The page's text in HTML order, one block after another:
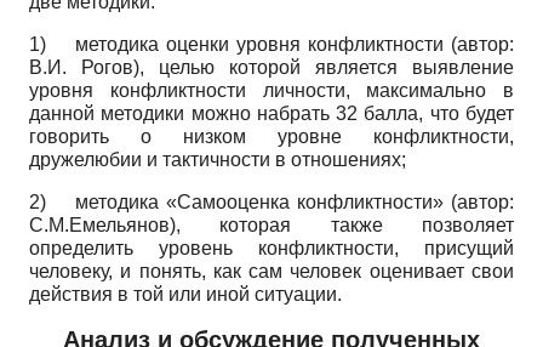
1) методика оценки уровня конфликтности (автор:
В.И. Рогов), целью которой является выявление
уровня конфликтности личности, максимально в
данной методики можно набрать 32 балла, что будет
говорить о низком уровне конфликтности,
дружелюбии и тактичности в отношениях;
2) методика «Самооценка конфликтности» (автор:
С.М.Емельянов), которая также позволяет
определить уровень конфликтности, присущий
человеку, и понять, как сам человек оценивает свои
действия в той или иной ситуации.
Анализ и обсуждение полученных